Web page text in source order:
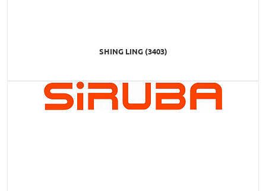
SHING LING (3403)